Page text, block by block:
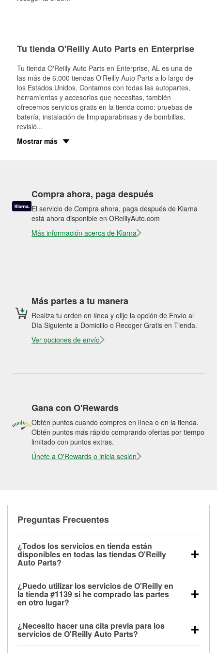
Tu tienda O'Reilly Auto Parts en Enterprise
Tu tienda O'Reilly Auto Parts en Enterprise, AL es una de
las más de 6,000 tiendas O'Reilly Auto Parts a lo largo de
los Estados Unidos. Contamos con todas las autopartes,
herramientas y accesorios que necesitas, también
ofrecemos servicios gratis en la tienda como: pruebas de
batería, instalación de limpiaparabrisas y de bombillas,
revisió...
Mostrar más
Compra ahora, paga después
El servicio de Compra ahora, paga después de Klarna
está ahora disponible en OReillyAuto.com
Más información acerca de Klarna
Más partes a tu manera
Realiza tu orden en línea y elije la opción de Envío al
Día Siguiente a Domicilio o Recoger Gratis en Tienda.
Ver opciones de envío
Gana con O'Rewards
Obtén puntos cuando compres en línea o en la tienda.
Obtén puntos más rápido comprando ofertas por tiempo
limitado con puntos extras.
Únete a O'Rewards o inicia sesión
Preguntas Frecuentes
¿Todos los servicios en tienda están
disponibles en todas las tiendas O'Reilly
Auto Parts?
las pruebas de batería, pruebas de alternador y
motor de arranque, revisión de la luz “Check Engine”
con O'Reilly VeriScan® e instalación de
limpiaparabrisas o bombillas, están disponibles en
todas las tiendas O'Reilly Auto Parts. La tienda
¿Puedo utilizar los servicios de O'Reilly en
la tienda #1139 si he comprado las partes
en otro lugar?
de O'Reilly Auto Parts que estén disponibles en la
tienda #1139 de Enterprise, AL aunque hayas
¿Necesito hacer una cita previa para los
servicios de O'Reilly Auto Parts?